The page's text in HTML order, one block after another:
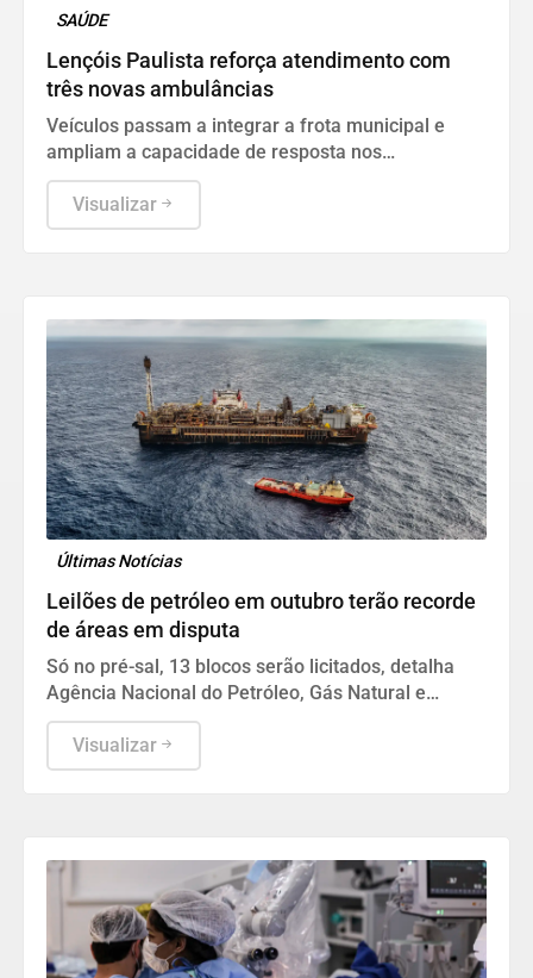
SAÚDE
Lençóis Paulista reforça atendimento com
três novas ambulâncias
Veículos passam a integrar a frota municipal e
ampliam a capacidade de resposta nos
atendimentos de urgência e emergência
Visualizar
Últimas Notícias
Leilões de petróleo em outubro terão recorde
de áreas em disputa
Só no pré-sal, 13 blocos serão licitados, detalha
Agência Nacional do Petróleo, Gás Natural e
Biocombustíveis (ANP).
Visualizar